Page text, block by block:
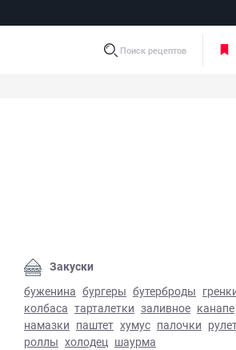
Поиск рецептов
ванильный - фото готового блюда
Закуски
буженина бургеры бутерброды
колбаса тарталетки заливное канапе
намазки паштет хумус палочки
роллы холодец шаурма